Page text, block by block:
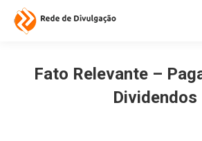
Fato Relevante –
Dividendos